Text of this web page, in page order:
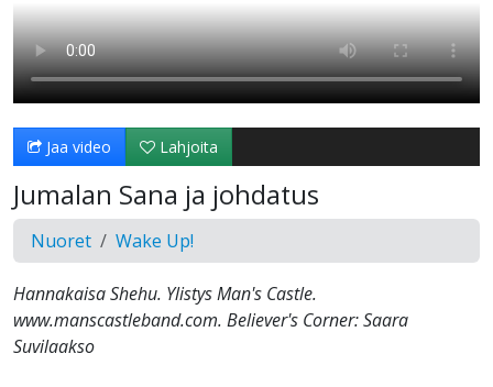
Jaa video Lahjoita
Jumalan Sana ja johdatus
Nuoret Wake Up!
Hannakaisa Shehu. Ylistys Man's Castle.
www.manscastleband.com. Believer's Corner: Saara
Suvilaakso